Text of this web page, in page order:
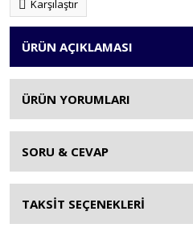
Karşılaştır
ÜRÜN AÇIKLAMASI
ÜRÜN YORUMLARI
SORU & CEVAP
TAKSİT SEÇENEKLERİ